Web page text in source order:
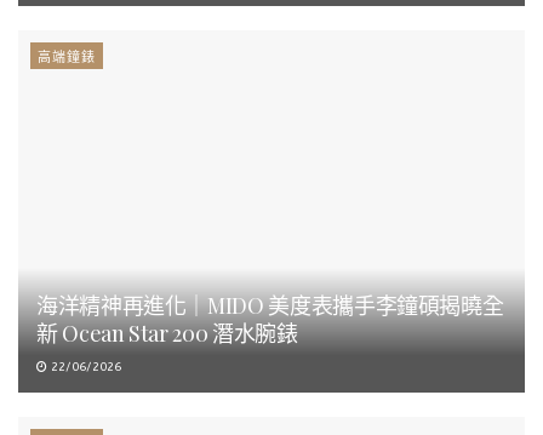
高端鐘錶
海洋精神再進化｜MIDO 美度表攜手李鐘碩揭曉全
新 Ocean Star 200 潛水腕錶
22/06/2026